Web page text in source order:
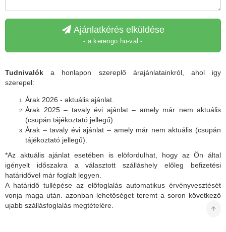
Ajánlatkérés elküldése
- a kerengo.hu-val -
Tudnivalók a honlapon szereplő árajánlatainkról, ahol igy
szerepel:
Árak 2026 - aktuális ajánlat.
Árak 2025 – tavaly évi ajánlat – amely már nem aktuális
(csupán tájékoztató jellegű).
Árak – tavaly évi ajánlat – amely már nem aktuális (csupán
tájékoztató jellegű).
*Az aktuális ajánlat esetében is elöfordulhat, hogy az Ön által
igényelt időszakra a választott szálláshely előleg befizetési
határidővel már foglalt legyen.
A határidő tullépése az előfoglalás automatikus érvényvesztését
vonja maga után. azonban lehetőséget teremt a soron következő
ujabb szállásfoglalás megtételére.